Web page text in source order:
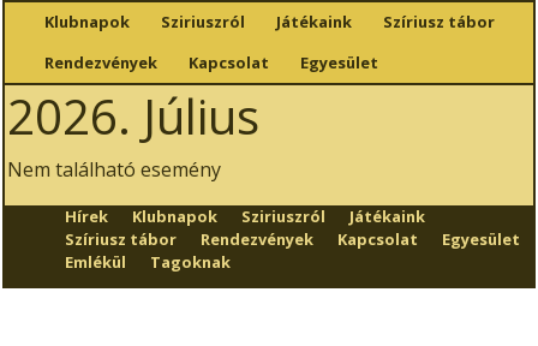
Klubnapok Sziriuszról Játékaink
Szíriusz tábor
Rendezvények
Kapcsolat Egyesület
2026. Július
Nem található esemény
Hírek Klubnapok Sziriuszról
Játékaink
Szíriusz tábor
Rendezvények Kapcsolat
Egyesület
Emlékül
Tagoknak